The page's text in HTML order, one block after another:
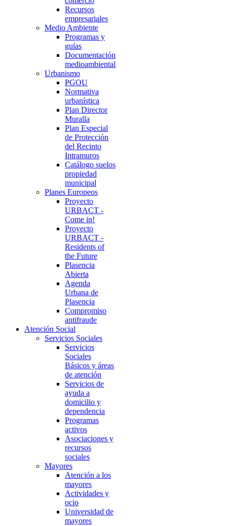
Recursos
empresariales
Medio Ambiente
Programas y
guías
Documentación
medioambiental
Urbanismo
PGOU
Normativa
urbanística
Plan Director
Muralla
Plan Especial
de Protección
del Recinto
Intramuros
Catálogo suelos
propiedad
municipal
Planes Europeos
Proyecto
URBACT -
Come in!
Proyecto
URBACT -
Residents of
the Future
Plasencia
Abierta
Agenda
Urbana de
Plasencia
Compromiso
antifraude
Atención Social
Servicios Sociales
Servicios
Sociales
Básicos y áreas
de atención
Servicios de
ayuda a
domicilio y
dependencia
Programas
activos
Asociaciones y
recursos
sociales
Mayores
Atención a los
mayores
Actividades y
ocio
Universidad de
mayores